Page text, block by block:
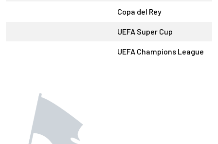
Copa del Rey
UEFA Super Cup
UEFA Champions League